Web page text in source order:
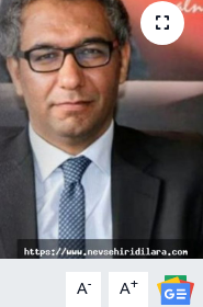
A- A+